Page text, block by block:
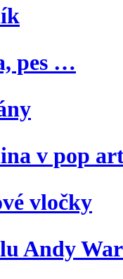
pes …
v pop
vločky
Andy